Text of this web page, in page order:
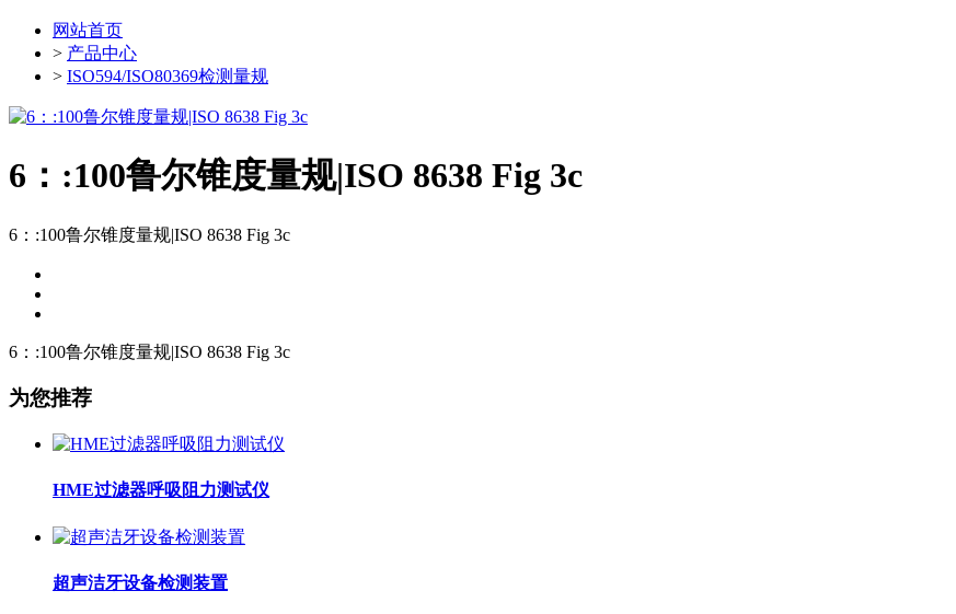
网站首页
> 产品中心
> ISO594/ISO80369检测量规
6：:100鲁尔锥度量规|ISO 8638 Fig 3c
6：:100鲁尔锥度量规|ISO 8638 Fig 3c
6：:100鲁尔锥度量规|ISO 8638 Fig 3c
为您推荐
HME过滤器呼吸阻力测试仪
超声洁牙设备检测装置